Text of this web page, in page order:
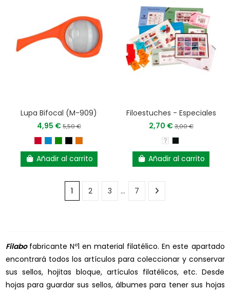
Lupa Bifocal (M-909)
4,95 €5,50 €
Añadir al carrito
Filoestuches - Especiales
2,70 €3,00 €
Añadir al carrito
1 2 3 … 7
Filabo fabricante Nº1 en material filatélico.En este apartado
encontrará todos los artículos para coleccionar y conservar
sus sellos, hojitas bloque, artículos filatélicos, etc. Desde
hojas para guardar sus sellos, álbumes para tener sus hojas